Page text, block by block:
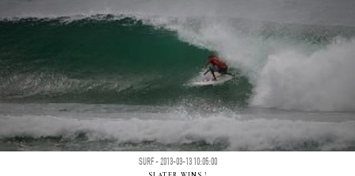
SURF - 2013-03-13 10:05:00